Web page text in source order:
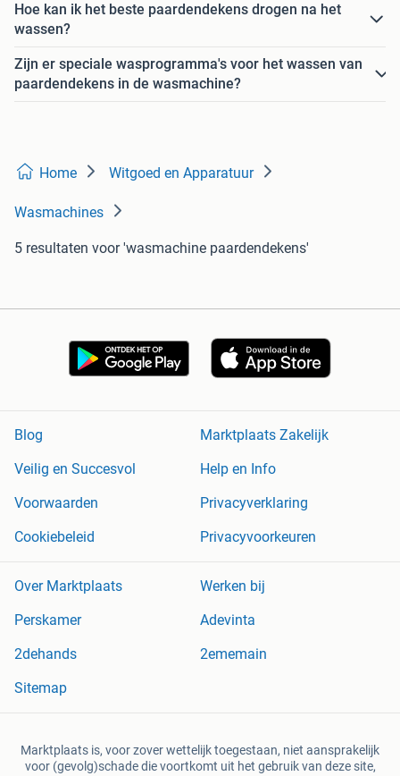
Hoe kan ik het beste paardendekens drogen na het
wassen?
Zijn er speciale wasprogramma's voor het wassen van
paardendekens in de wasmachine?
Home Witgoed en Apparatuur
Wasmachines
5 resultaten voor 'wasmachine paardendekens'
Blog
Marktplaats Zakelijk
Veilig en Succesvol
Help en Info
Voorwaarden
Privacyverklaring
Cookiebeleid
Privacyvoorkeuren
Over Marktplaats
Werken bij
Perskamer
Adevinta
2dehands
2ememain
Sitemap
Marktplaats is, voor zover wettelijk toegestaan, niet aansprakelijk
voor (gevolg)schade die voortkomt uit het gebruik van deze site,